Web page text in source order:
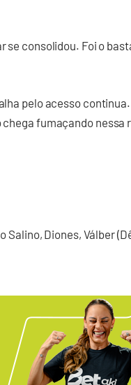
se consolidou. Foi o
pelo acesso
fumaçando nessa
Salino, Diones, Válber